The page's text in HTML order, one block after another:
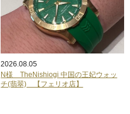
2026.08.05
N様 TheNishiogi 中国の王妃ウォッ
チ(翡翠) 【フェリオ店】